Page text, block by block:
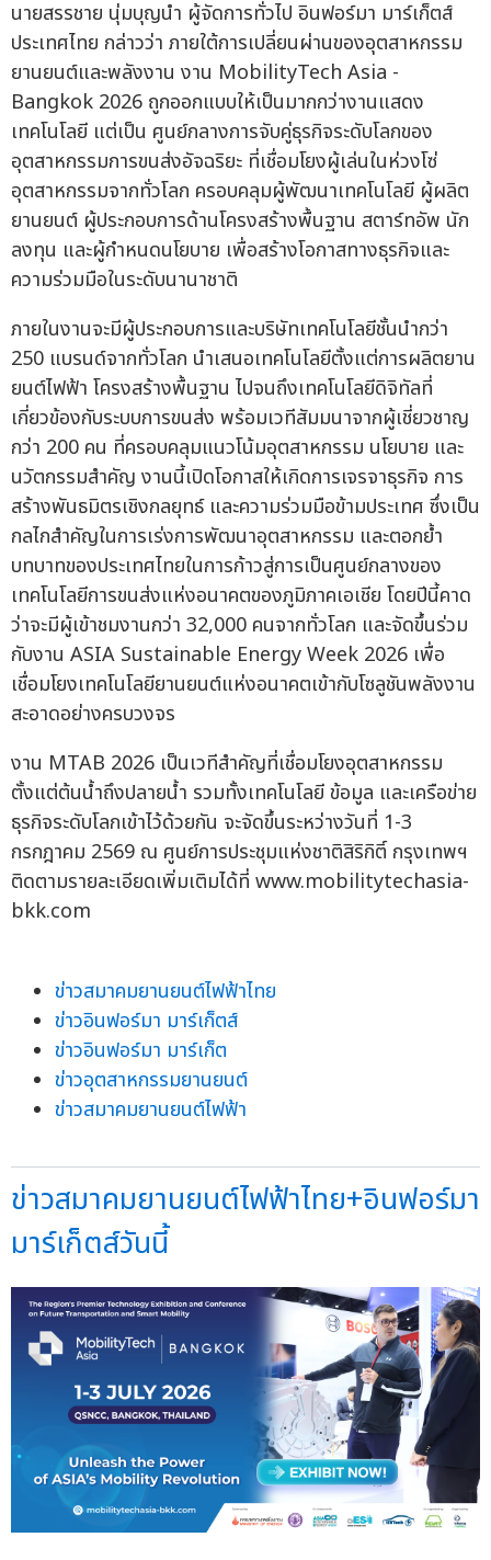
นายสรรชาย นุ่มบุญนำ ผู้จัดการทั่วไป อินฟอร์มา มาร์เก็ตส์
ประเทศไทย กล่าวว่า ภายใต้การเปลี่ยนผ่านของอุตสาหกรรม
ยานยนต์และพลังงาน งาน MobilityTech Asia -
Bangkok 2026 ถูกออกแบบให้เป็นมากกว่างานแสดง
เทคโนโลยี แต่เป็น ศูนย์กลางการจับคู่ธุรกิจระดับโลกของ
อุตสาหกรรมการขนส่งอัจฉริยะ ที่เชื่อมโยงผู้เล่นในห่วงโซ่
อุตสาหกรรมจากทั่วโลก ครอบคลุมผู้พัฒนาเทคโนโลยี ผู้ผลิต
ยานยนต์ ผู้ประกอบการด้านโครงสร้างพื้นฐาน สตาร์ทอัพ นัก
ลงทุน และผู้กำหนดนโยบาย เพื่อสร้างโอกาสทางธุรกิจและ
ความร่วมมือในระดับนานาชาติ
ภายในงานจะมีผู้ประกอบการและบริษัทเทคโนโลยีชั้นนำกว่า
250 แบรนด์จากทั่วโลก นำเสนอเทคโนโลยีตั้งแต่การผลิตยาน
ยนต์ไฟฟ้า โครงสร้างพื้นฐาน ไปจนถึงเทคโนโลยีดิจิทัลที่
เกี่ยวข้องกับระบบการขนส่ง พร้อมเวทีสัมมนาจากผู้เชี่ยวชาญ
กว่า 200 คน ที่ครอบคลุมแนวโน้มอุตสาหกรรม นโยบาย และ
นวัตกรรมสำคัญ งานนี้เปิดโอกาสให้เกิดการเจรจาธุรกิจ การ
สร้างพันธมิตรเชิงกลยุทธ์ และความร่วมมือข้ามประเทศ ซึ่งเป็น
กลไกสำคัญในการเร่งการพัฒนาอุตสาหกรรม และตอกย้ำ
บทบาทของประเทศไทยในการก้าวสู่การเป็นศูนย์กลางของ
เทคโนโลยีการขนส่งแห่งอนาคตของภูมิภาคเอเชีย โดยปีนี้คาด
ว่าจะมีผู้เข้าชมงานกว่า 32,000 คนจากทั่วโลก และจัดขึ้นร่วม
กับงาน ASIA Sustainable Energy Week 2026 เพื่อ
เชื่อมโยงเทคโนโลยียานยนต์แห่งอนาคตเข้ากับโซลูชันพลังงาน
สะอาดอย่างครบวงจร
งาน MTAB 2026 เป็นเวทีสำคัญที่เชื่อมโยงอุตสาหกรรม
ตั้งแต่ต้นน้ำถึงปลายน้ำ รวมทั้งเทคโนโลยี ข้อมูล และเครือข่าย
ธุรกิจระดับโลกเข้าไว้ด้วยกัน จะจัดขึ้นระหว่างวันที่ 1-3
กรกฎาคม 2569 ณ ศูนย์การประชุมแห่งชาติสิริกิติ์ กรุงเทพฯ
ติดตามรายละเอียดเพิ่มเติมได้ที่ www.mobilitytechasia-
bkk.com
ข่าวสมาคมยานยนต์ไฟฟ้าไทย
ข่าวอินฟอร์มา มาร์เก็ตส์
ข่าวอินฟอร์มา มาร์เก็ต
ข่าวอุตสาหกรรมยานยนต์
ข่าวสมาคมยานยนต์ไฟฟ้า
ข่าวสมาคมยานยนต์ไฟฟ้าไทย+อินฟอร์มา
มาร์เก็ตส์วันนี้